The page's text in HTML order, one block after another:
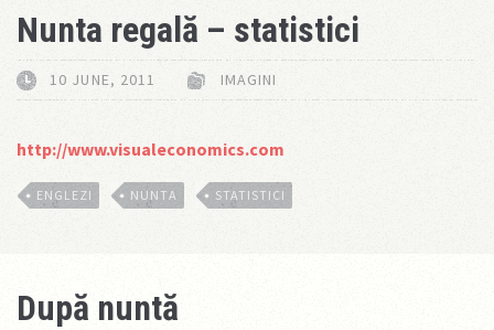
Nunta regală – statistici
10 JUNE, 2011 IMAGINI
http://www.visualeconomics.com
ENGLEZI NUNTA STATISTICI
După nuntă